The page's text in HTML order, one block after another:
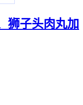
狮子头肉丸加